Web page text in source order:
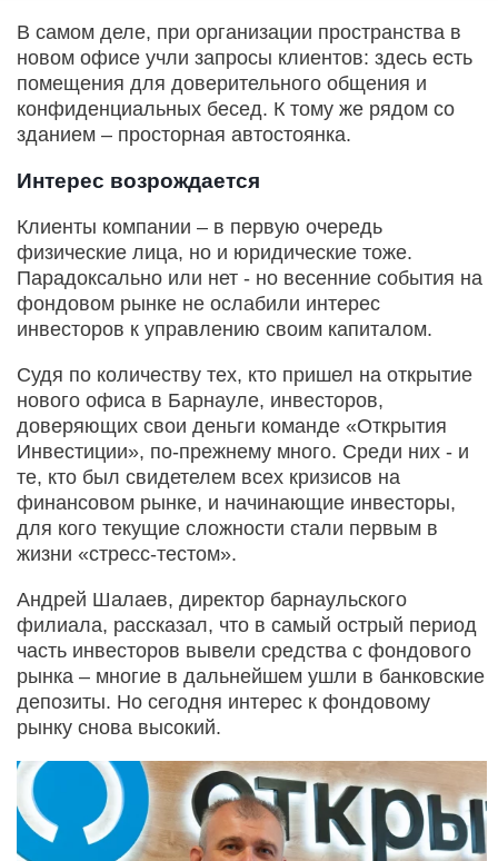
В самом деле, при организации пространства в
новом офисе учли запросы клиентов: здесь есть
помещения для доверительного общения и
конфиденциальных бесед. К тому же рядом со
зданием – просторная автостоянка.
Интерес возрождается
Клиенты компании – в первую очередь
физические лица, но и юридические тоже.
Парадоксально или нет - но весенние события на
фондовом рынке не ослабили интерес
инвесторов к управлению своим капиталом.
Судя по количеству тех, кто пришел на открытие
нового офиса в Барнауле, инвесторов,
доверяющих свои деньги команде «Открытия
Инвестиции», по-прежнему много. Среди них - и
те, кто был свидетелем всех кризисов на
финансовом рынке, и начинающие инвесторы,
для кого текущие сложности стали первым в
жизни «стресс-тестом».
Андрей Шалаев, директор барнаульского
филиала, рассказал, что в самый острый период
часть инвесторов вывели средства с фондового
рынка – многие в дальнейшем ушли в банковские
депозиты. Но сегодня интерес к фондовому
рынку снова высокий.